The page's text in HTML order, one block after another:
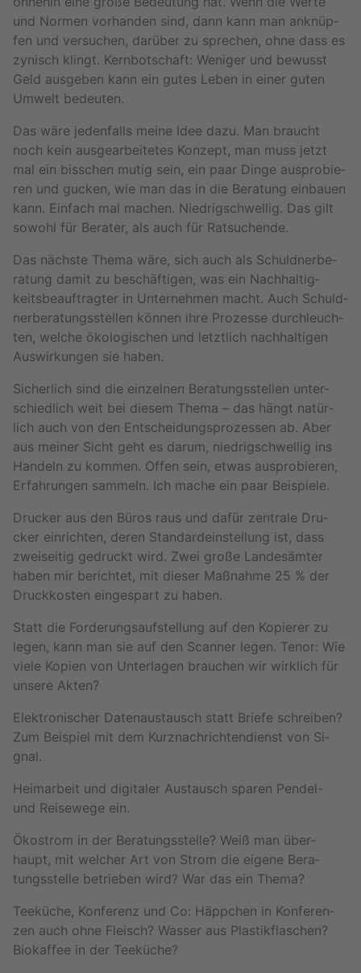
und Nor­men vor­han­den sind, dann kann man an­knüp­
fen und ver­su­chen, dar­über zu spre­chen, ohne dass es
zy­nisch klingt. Kern­bot­schaft: We­ni­ger und be­wusst
Geld aus­ge­ben kann ein gutes Leben in einer guten
Um­welt be­deu­ten.
Das wäre je­den­falls meine Idee dazu. Man braucht
noch kein aus­ge­ar­bei­te­tes Kon­zept, man muss jetzt
mal ein biss­chen mutig sein, ein paar Dinge aus­pro­bie­
ren und gu­cken, wie man das in die Be­ra­tung ein­bau­en
kann. Ein­fach mal ma­chen. Nied­rig­schwel­lig. Das gilt
so­wohl für Be­ra­ter, als auch für Rat­su­chen­de.
Das nächs­te Thema wäre, sich auch als Schuld­ner­be­
ra­tung damit zu be­schäf­ti­gen, was ein Nach­hal­tig­
keits­be­auf­trag­ter in Un­ter­neh­men macht. Auch Schuld­
ner­be­ra­tungs­stel­len kön­nen ihre Pro­zes­se durch­leuch­
ten, wel­che öko­lo­gi­schen und letzt­lich nach­hal­ti­gen
Aus­wir­kun­gen sie haben.
Si­cher­lich sind die ein­zel­nen Be­ra­tungs­stel­len un­ter­
schied­lich weit bei die­sem Thema – das hängt na­tür­
lich auch von den Ent­schei­dungs­pro­zes­sen ab. Aber
aus mei­ner Sicht geht es darum, nied­rig­schwel­lig ins
Han­deln zu kom­men. Offen sein, etwas aus­pro­bie­ren,
Er­fah­run­gen sam­meln. Ich mache ein paar Bei­spie­le.
Dru­cker aus den Büros raus und dafür zen­tra­le Dru­
cker ein­rich­ten, deren Stan­dard­ein­stel­lung ist, dass
zwei­sei­tig ge­druckt wird. Zwei große Lan­des­äm­ter
haben mir be­rich­tet, mit die­ser Maß­nah­me 25 % der
Druck­kos­ten ein­ge­spart zu haben.
Statt die For­de­rungs­auf­stel­lung auf den Ko­pie­rer zu
legen, kann man sie auf den Scan­ner legen. Tenor: Wie
viele Ko­pi­en von Un­ter­la­gen brau­chen wir wirk­lich für
un­se­re Akten?
Elek­tro­ni­scher Da­ten­aus­tausch statt Brie­fe schrei­ben?
Zum Bei­spiel mit dem Kurz­nach­rich­ten­dienst von Si­
gnal.
Heim­ar­beit und di­gi­ta­ler Aus­tausch spa­ren Pen­del-
und Rei­se­we­ge ein.
Öko­strom in der Be­ra­tungs­stel­le? Weiß man über­
haupt, mit wel­cher Art von Strom die ei­ge­ne Be­ra­
tungs­stel­le be­trie­ben wird? War das ein Thema?
Tee­kü­che, Kon­fe­renz und Co: Häpp­chen in Kon­fe­ren­
zen auch ohne Fleisch? Was­ser aus Plas­tik­fla­schen?
Bio­kaf­fee in der Tee­kü­che?